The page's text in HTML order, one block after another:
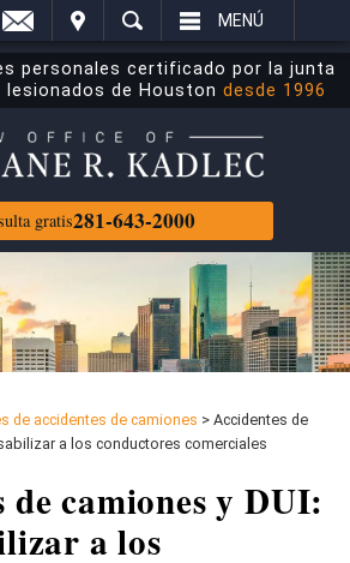
MENÚ
personales certificado por la junta
lesionados de Houston desde 1996
gratis281-643-2000
de accidentes de camiones > Accidentes de
a los conductores comerciales
de camiones y DUI:
a los